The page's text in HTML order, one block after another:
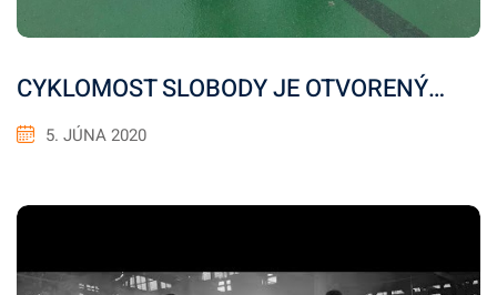
CYKLOMOST SLOBODY JE OTVORENÝ…
5. JÚNA 2020